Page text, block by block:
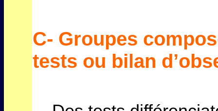
C- Groupes
tests ou bilan